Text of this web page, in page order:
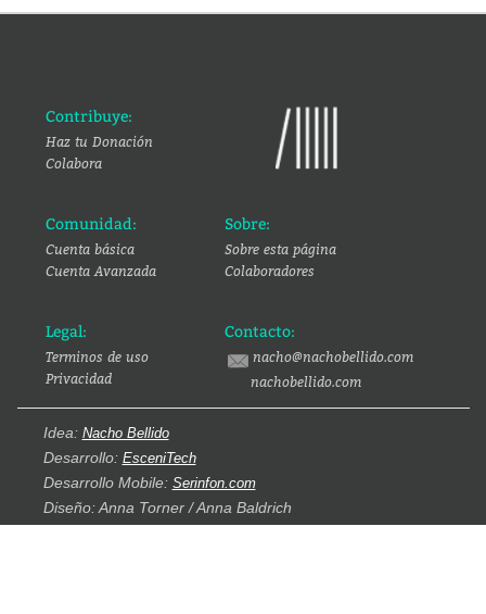
Contribuye:
Haz tu Donación
Colabora
Comunidad:
Cuenta básica
Cuenta Avanzada
Sobre:
Sobre esta página
Colaboradores
Legal:
Terminos de uso
Privacidad
Contacto:
nacho@nachobellido.com
nachobellido.com
Idea: Nacho Bellido
Desarrollo: EsceniTech
Desarrollo Mobile: Serinfon.com
Diseño: Anna Torner / Anna Baldrich